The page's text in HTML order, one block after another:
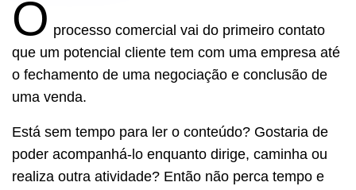
O processo comercial vai do primeiro contato
que um potencial cliente tem com uma empresa até
o fechamento de uma negociação e conclusão de
uma venda.
Está sem tempo para ler o conteúdo? Gostaria de
poder acompanhá-lo enquanto dirige, caminha ou
realiza outra atividade? Então não perca tempo e